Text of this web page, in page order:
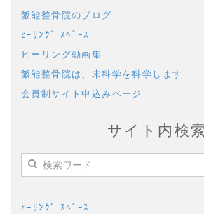
飯能整骨院のブログ
ﾋｰﾘﾝｸﾞ ｽﾍﾟｰｽ
ヒーリング動画集
飯能整骨院は、未科学を科学します
会員制サイト申込みページ
サイト内検索
ﾋｰﾘﾝｸﾞ ｽﾍﾟｰｽ